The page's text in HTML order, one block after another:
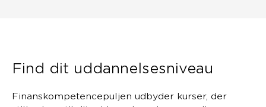
Find dit uddannelsesniveau
Finanskompetencepuljen udbyder kurser, der